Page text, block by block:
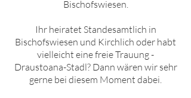
Bischofswiesen.
Ihr heiratet Standesamtlich in
Bischofswiesen und Kirchlich oder habt
vielleicht eine freie Trauung -
Draustoana-Stadl? Dann wären wir sehr
gerne bei diesem Moment dabei.